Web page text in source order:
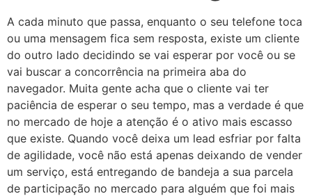
A cada minuto que passa, enquanto o seu telefone toca
ou uma mensagem fica sem resposta, existe um cliente
do outro lado decidindo se vai esperar por você ou se
vai buscar a concorrência na primeira aba do
navegador. Muita gente acha que o cliente vai ter
paciência de esperar o seu tempo, mas a verdade é que
no mercado de hoje a atenção é o ativo mais escasso
que existe. Quando você deixa um lead esfriar por falta
de agilidade, você não está apenas deixando de vender
um serviço, está entregando de bandeja a sua parcela
de participação no mercado para alguém que foi mais